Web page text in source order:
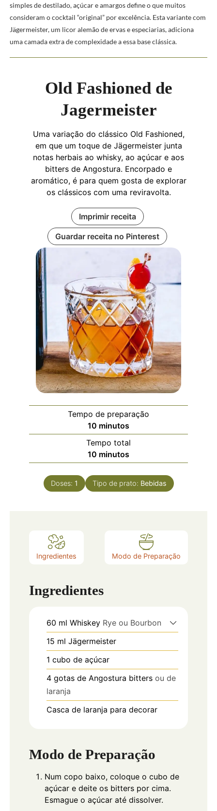
simples de destilado, açúcar e amargos define o que muitos
consideram o cocktail “original” por excelência. Esta variante com
Jägermeister, um licor alemão de ervas e especiarias, adiciona
uma camada extra de complexidade a essa base clássica.
Old Fashioned de
Jagermeister
Uma variação do clássico Old Fashioned,
em que um toque de Jägermeister junta
notas herbais ao whisky, ao açúcar e aos
bitters de Angostura. Encorpado e
aromático, é para quem gosta de explorar
os clássicos com uma reviravolta.
Imprimir receita
Guardar receita no Pinterest
Tempo de preparação
10 minutos
Tempo total
10 minutos
Doses: 1 Tipo de prato: Bebidas
Ingredientes Modo de Preparação
Ingredientes
60 ml Whiskey Rye ou Bourbon
15 ml Jägermeister
1 cubo de açúcar
4 gotas de Angostura bitters ou de
laranja
Casca de laranja para decorar
Modo de Preparação
Num copo baixo, coloque o cubo de
açúcar e deite os bitters por cima.
Esmague o açúcar até dissolver.